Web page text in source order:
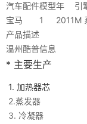
汽车配件模型年
引
宝马
1 2011M
产品描述
温州酷普信息
* 主要生产
1. 加热器
2.蒸发器
3. 冷凝